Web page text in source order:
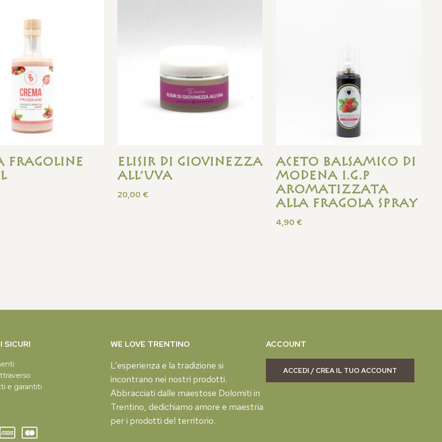
Fragoline
Elisir di Giovinezza
all’Uva
20,00 €
Aceto Balsamico Di
Modena I.G.P
Aromatizzata
Alla Fragola Spray
4,90 €
SICURI
e garantiti
WE LOVE TRENTINO
L’esperienza e la tradizione si
incontrano nei nostri prodotti.
Abbracciati dalle maestose Dolomiti in
Trentino, dedichiamo amore e maestria
per i prodotti del territorio.
ACCOUNT
ACCEDI / CREA IL TUO ACCOUNT